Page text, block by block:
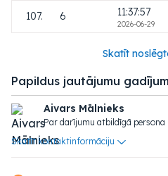
107. 6 11:37:57
2026-06-29
Skatīt
Papildus jautājumu
Aivars Mālnieks
Par darījumu atbildīgā persona
Skatīt kontaktinformāciju